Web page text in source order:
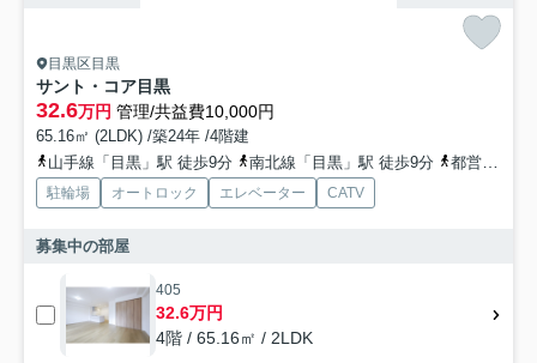
目黒区目黒
サント・コア目黒
32.6万円 管理/共益費10,000円
65.16㎡ (2LDK) /築24年 /4階建
山手線「目黒」駅 徒歩9分
南北線「目黒」駅 徒歩9分 都営三田線「目黒」駅 徒歩10分
駐輪場 オートロック エレベーター CATV
募集中の部屋
405
32.6万円
4階 / 65.16㎡ / 2LDK